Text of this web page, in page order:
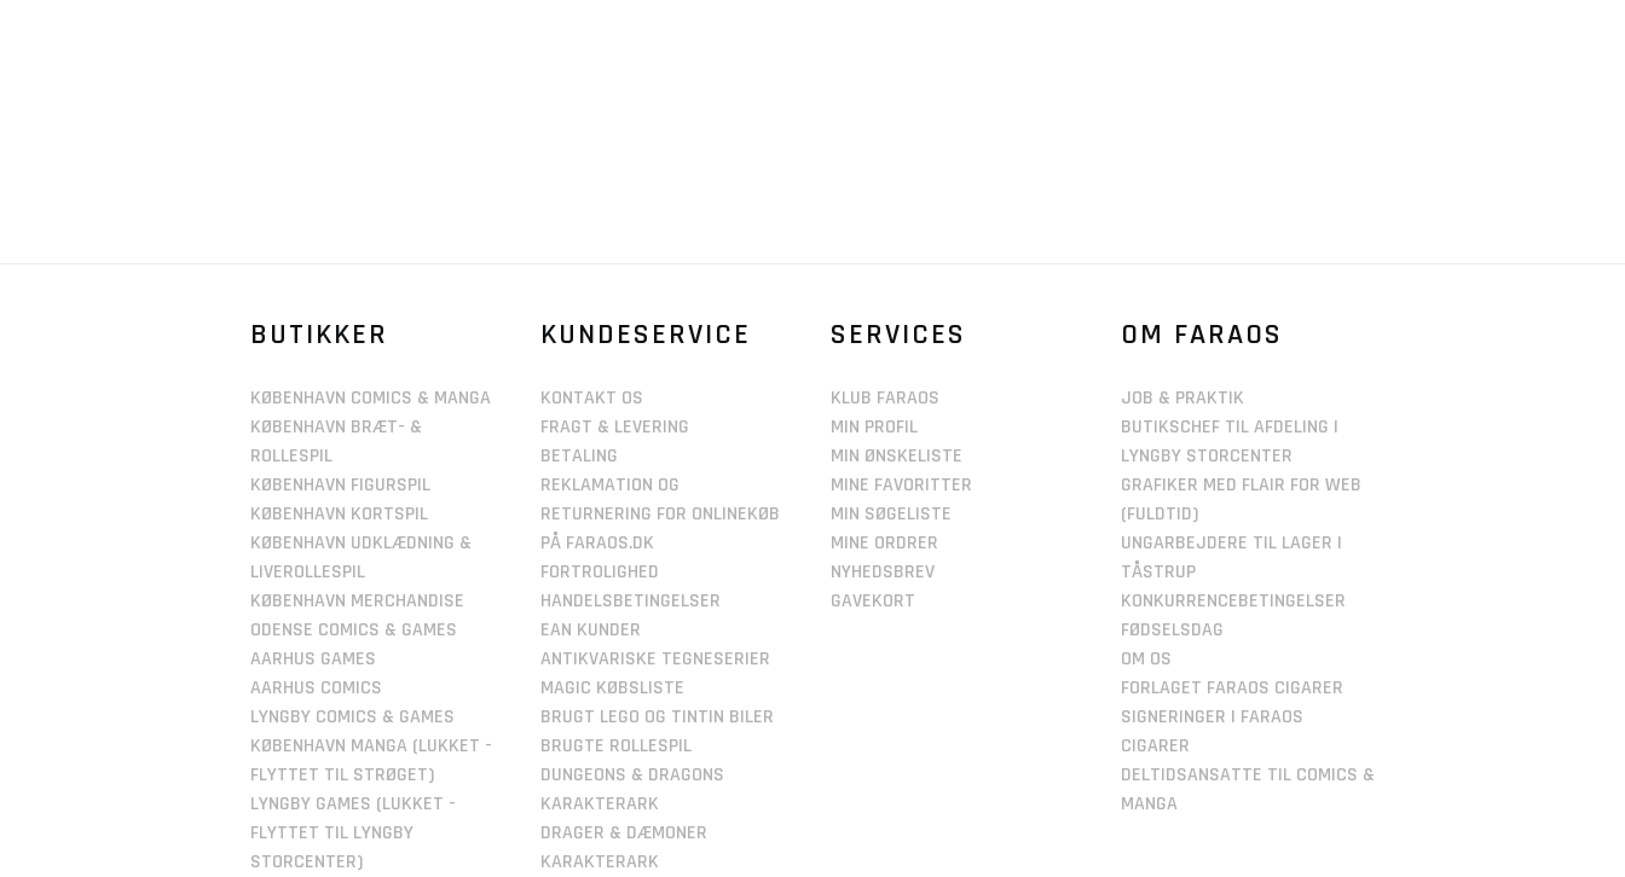
BUTIKKER
KØBENHAVN COMICS & MANGA
KØBENHAVN BRÆT- &
ROLLESPIL
KØBENHAVN FIGURSPIL
KØBENHAVN KORTSPIL
KØBENHAVN UDKLÆDNING &
LIVEROLLESPIL
KØBENHAVN MERCHANDISE
ODENSE COMICS & GAMES
AARHUS GAMES
AARHUS COMICS
LYNGBY COMICS & GAMES
KØBENHAVN MANGA (LUKKET -
FLYTTET TIL STRØGET)
LYNGBY GAMES (LUKKET -
FLYTTET TIL LYNGBY
STORCENTER)
KUNDESERVICE
KONTAKT OS
FRAGT & LEVERING
BETALING
REKLAMATION OG
RETURNERING FOR ONLINEKØB
PÅ FARAOS.DK
FORTROLIGHED
HANDELSBETINGELSER
EAN KUNDER
ANTIKVARISKE TEGNESERIER
MAGIC KØBSLISTE
BRUGT LEGO OG TINTIN BILER
BRUGTE ROLLESPIL
DUNGEONS & DRAGONS
KARAKTERARK
DRAGER & DÆMONER
KARAKTERARK
SERVICES
KLUB FARAOS
MIN PROFIL
MIN ØNSKELISTE
MINE FAVORITTER
MIN SØGELISTE
MINE ORDRER
NYHEDSBREV
GAVEKORT
OM FARAOS
JOB & PRAKTIK
BUTIKSCHEF TIL AFDELING I
LYNGBY STORCENTER
GRAFIKER MED FLAIR FOR WEB
(FULDTID)
UNGARBEJDERE TIL LAGER I
TÅSTRUP
KONKURRENCEBETINGELSER
FØDSELSDAG
OM OS
FORLAGET FARAOS CIGARER
SIGNERINGER I FARAOS
CIGARER
DELTIDSANSATTE TIL COMICS &
MANGA